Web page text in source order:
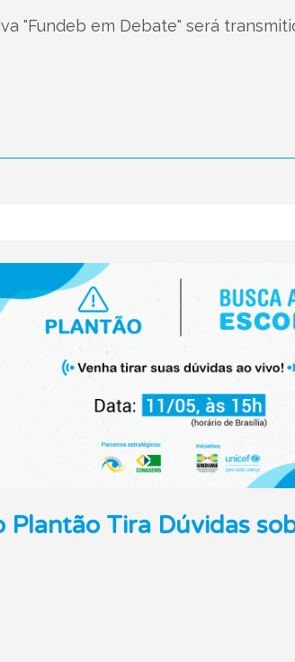
"Fundeb em Debate" será
Plantão Tira Dúvidas